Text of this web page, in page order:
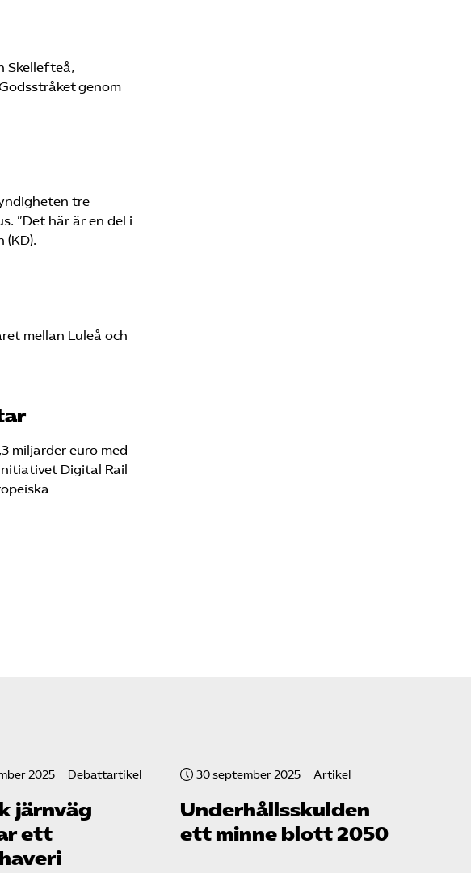
Skellefteå,
genom
tre
”Det här är en del i
(KD).
mellan Luleå och
miljarder euro med
Digital Rail
2025 Debattartikel
järnväg
ett
30 september 2025 Artikel
Underhållsskulden
ett minne blott 2050